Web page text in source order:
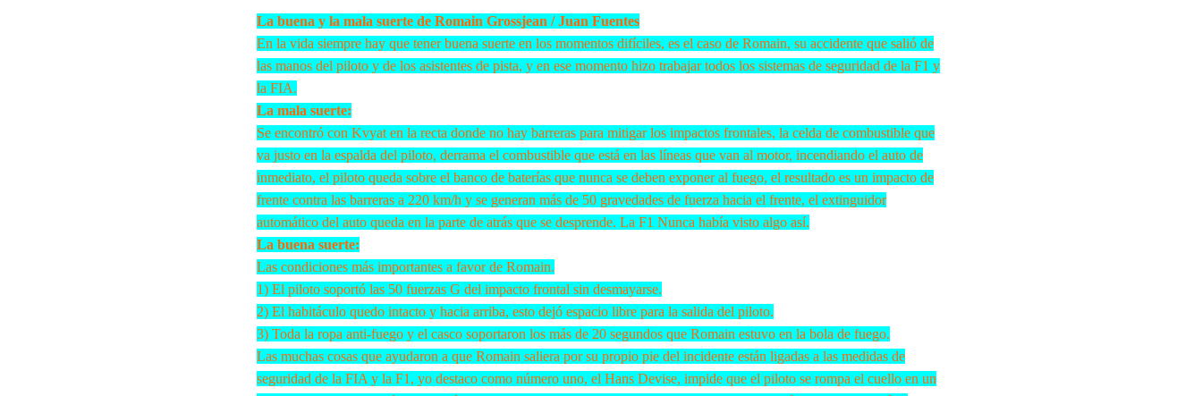
La buena y la mala suerte de Romain Grossjean / Juan Fuentes
En la vida siempre hay que tener buena suerte en los momentos difíciles, es el caso de Romain, su accidente que salió de
las manos del piloto y de los asistentes de pista, y en ese momento hizo trabajar todos los sistemas de seguridad de la F1 y
la FIA.
La mala suerte:
Se encontró con Kvyat en la recta donde no hay barreras para mitigar los impactos frontales, la celda de combustible que
va justo en la espalda del piloto, derrama el combustible que está en las líneas que van al motor, incendiando el auto de
inmediato, el piloto queda sobre el banco de baterías que nunca se deben exponer al fuego, el resultado es un impacto de
frente contra las barreras a 220 km/h y se generan más de 50 gravedades de fuerza hacia el frente, el extinguidor
automático del auto queda en la parte de atrás que se desprende. La F1 Nunca había visto algo así.
La buena suerte:
Las condiciones más importantes a favor de Romain.
1) El piloto soportó las 50 fuerzas G del impacto frontal sin desmayarse.
2) El habitáculo quedo intacto y hacia arriba, esto dejó espacio libre para la salida del piloto.
3) Toda la ropa anti-fuego y el casco soportaron los más de 20 segundos que Romain estuvo en la bola de fuego.
Las muchas cosas que ayudaron a que Romain saliera por su propio pie del incidente están ligadas a las medidas de
seguridad de la FIA y la F1, yo destaco como número uno, el Hans Devise, impide que el piloto se rompa el cuello en un